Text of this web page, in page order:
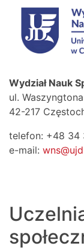
Wydział Nauk
ul.
42-217
telefon: +48 34
e-mail: